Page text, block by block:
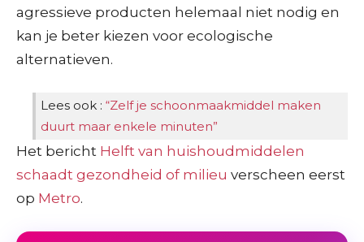
agressieve producten helemaal niet nodig en
kan je beter kiezen voor ecologische
alternatieven.
Lees ook : “Zelf je schoonmaakmiddel maken
duurt maar enkele minuten”
Het bericht Helft van huishoudmiddelen
schaadt gezondheid of milieu verscheen eerst
op Metro.